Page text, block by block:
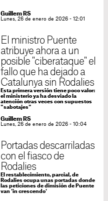
Guillem RS
Lunes, 26 de enero de 2026 - 12:01
El ministro Puente
atribuye ahora a un
posible "ciberataque" el
fallo que ha dejado a
Catalunya sin Rodalies
Esta primera versión tiene poco valor:
el ministerio ya ha desviado la
atención otras veces con supuestos
"sabotajes"
Guillem RS
Lunes, 26 de enero de 2026 - 10:04
Portadas descarriladas
con el fiasco de
Rodalies
El restablecimiento, parcial, de
Rodalies ocupa unas portadas donde
las peticiones de dimisión de Puente
van 'in crescendo'